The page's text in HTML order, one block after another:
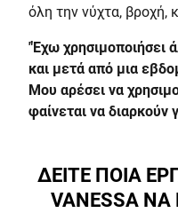
όλη την νύχτα, βροχή,
"Έχω χρησιμοποιήσει
και μετά από μια
Μου αρέσει να
φαίνεται να διαρκούν
ΔΕΙΤΕ ΠΟΙΑ
VANESSA